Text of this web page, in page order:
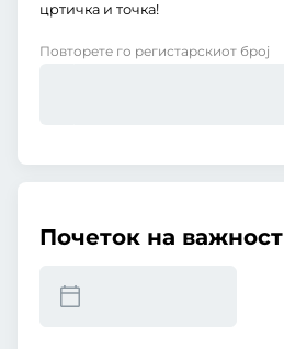
цртичка и точка!
Повторете го регистарскиот број
Почеток на важност